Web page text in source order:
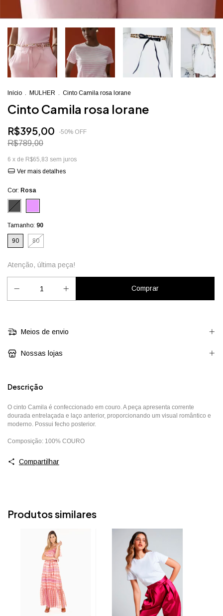
Início MULHER Cinto Camila rosa Iorane
Cinto Camila rosa Iorane
R$395,00 -50% OFF
R$789,00
6 x de R$65,83 sem juros
Ver mais detalhes
Cor: Rosa
Tamanho: 90
90 80
Atenção, última peça!
Meios de envio
Nossas lojas
Descrição
O cinto Camila é confeccionado em couro. A peça apresenta corrente
dourada entrelaçada e laço anterior, proporcionando um visual romântico e
moderno. Possui fecho posterior.
Composição: 100% COURO
Compartilhar
Produtos similares